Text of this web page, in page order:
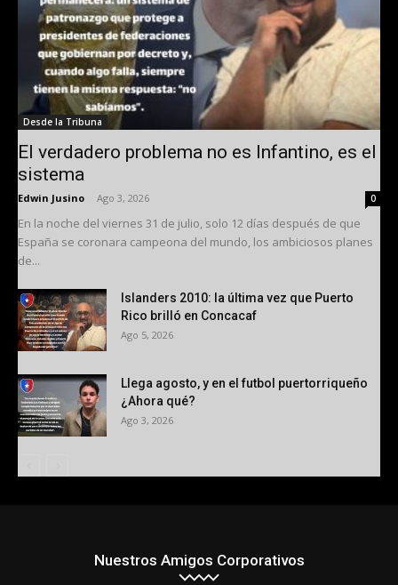
Desde la Tribuna
El verdadero problema no es Infantino, es el
sistema
Edwin Jusino Ago 3, 2026 0
En la noche del viernes 31 de julio, solo 12 días después de que
España se coronara campeona del mundo, los ambiciosos planes
de...
Islanders 2010: la última vez que Puerto
Rico brilló en Concacaf
Ago 5, 2026
Llega agosto, y en el futbol puertorriqueño
¿Ahora qué?
Ago 3, 2026
Nuestros Amigos Corporativos